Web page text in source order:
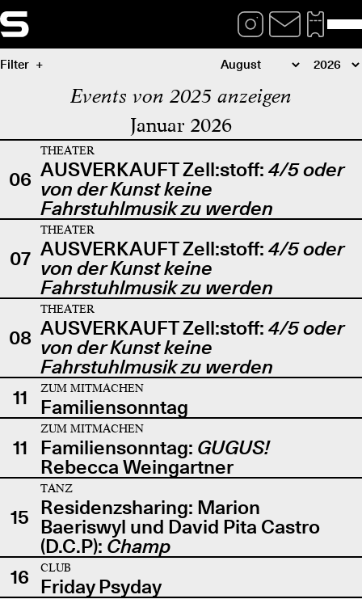
Filter
Events von 2025 anzeigen
Januar 2026
06
THEATER
AUSVERKAUFT Zell:stoff: 4/5 oder
von der Kunst keine
Fahrstuhlmusik zu werden
07
THEATER
AUSVERKAUFT Zell:stoff: 4/5 oder
von der Kunst keine
Fahrstuhlmusik zu werden
08
THEATER
AUSVERKAUFT Zell:stoff: 4/5 oder
von der Kunst keine
Fahrstuhlmusik zu werden
11
ZUM MITMACHEN
Familiensonntag
11
ZUM MITMACHEN
Familiensonntag: GUGUS!
Rebecca Weingartner
15
TANZ
Residenzsharing: Marion
Baeriswyl und David Pita Castro
(D.C.P): Champ
16
CLUB
Friday Psyday